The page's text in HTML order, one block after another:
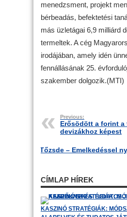
menedzsment, projekt
bérbeadás, befektetési
más üzletágai 6,9 milliárd
termeltek. A cég
irodájában, amely idén
fennállásának 25.
szakember dolgozik.(MTI)
Previous:
Erősödött a forint a
devizákhoz képest
Tőzsde – Emelkedéssel
CÍMLAP HÍREK
KASZINÓ STRATÉGIÁK: